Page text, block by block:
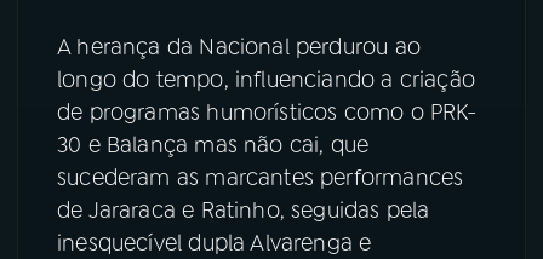
A herança da Nacional perdurou ao
longo do tempo, influenciando a criação
de programas humorísticos como o PRK-
30 e Balança mas não cai, que
sucederam as marcantes performances
de Jararaca e Ratinho, seguidas pela
inesquecível dupla Alvarenga e